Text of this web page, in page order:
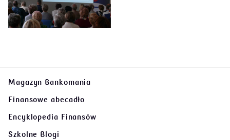
Magazyn Bankomania
Finansowe abecadło
Encyklopedia Finansów
Szkolne Blogi